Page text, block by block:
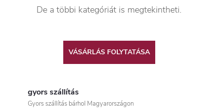
De a többi kategóriát is megtekintheti.
VÁSÁRLÁS FOLYTATÁSA
gyors szállítás
Gyors szállítás bárhol Magyarországon